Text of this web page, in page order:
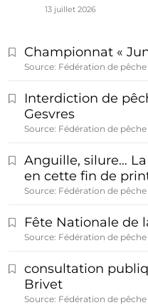
13 juillet 2026
Championnat «
Source: Fédération de
Interdiction de
Gesvres
Source: Fédération de
Anguille, silure…
en cette fin de
Source: Fédération de
Fête Nationale de
Source: Fédération de
consultation
Brivet
Source: Fédération de